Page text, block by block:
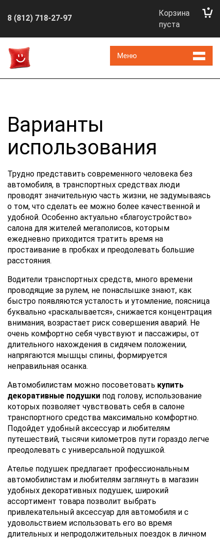
8 (812) 718-27-97
Корзина
пуста
Меню
Варианты
использования
Трудно представить современного человека без
автомобиля, в транспортных средствах люди
проводят значительную часть жизни, не задумываясь
о том, что сделать ее можно более качественной и
удобной. Особенно актуально «благоустройство»
салона для жителей мегаполисов, которым
ежедневно приходится тратить время на
простаивание в пробках и преодолевать большие
расстояния.
Водители транспортных средств, много времени
проводящие за рулем, не понаслышке знают, как
быстро появляются усталость и утомление, поясница
буквально «раскалывается», снижается концентрация
внимания, возрастает риск совершения аварий. Не
очень комфортно себя чувствуют и пассажиры, от
длительного нахождения в сидячем положении,
напрягаются мышцы спины, формируется
неправильная осанка.
Автомобилистам можно посоветовать купить
декоративные подушки под голову, использование
которых позволяет чувствовать себя в салоне
транспортного средства максимально комфортно.
Подойдет удобный аксессуар и любителям
путешествий, тысячи километров пути гораздо легче
преодолевать с универсальной подушкой.
Ателье подушек предлагает профессиональным
автомобилистам и любителям заглянуть в магазин
удобных декоративных подушек, широкий
ассортимент товара позволит выбрать
привлекательный аксессуар для автомобиля и с
удовольствием использовать его во время
длительных и непродолжительных поездок в личном